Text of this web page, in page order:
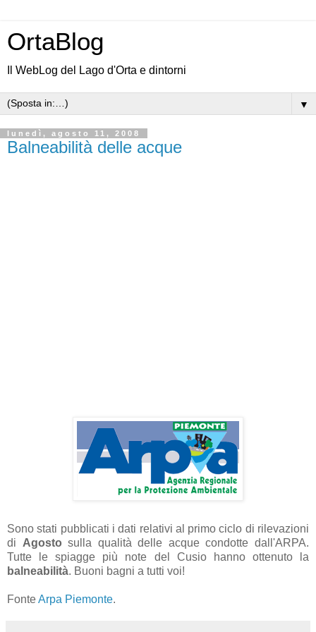
OrtaBlog
Il WebLog del Lago d'Orta e dintorni
▼
lunedì, agosto 11, 2008
Balneabilità delle acque
Sono stati pubblicati i dati relativi al primo ciclo di rilevazioni
di Agosto sulla qualità delle acque condotte dall'ARPA.
Tutte le spiagge più note del Cusio hanno ottenuto la
balneabilità. Buoni bagni a tutti voi!
FonteArpa Piemonte.